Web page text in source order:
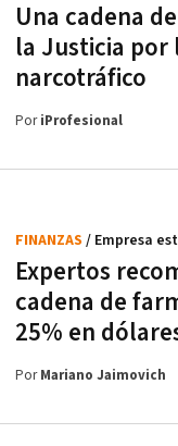
Una cadena
la Justicia por
narcotráfico
PoriProfesional
Expertos
cadena de
25% en
FINANZAS / Empresa
PorMariano Jaimovich